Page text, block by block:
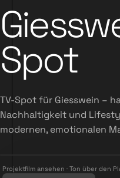
Spot
TV-Spot für Giesswein –
Nachhaltigkeit und
modernen, emotionalen
Projektfilm ansehen · Ton über den